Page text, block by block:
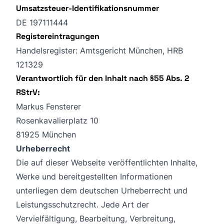
Umsatzsteuer-Identifikationsnummer
DE 197111444
Registereintragungen
Handelsregister: Amtsgericht München, HRB
121329
Verantwortlich für den Inhalt nach §55 Abs. 2
RStrV:
Markus Fensterer
Rosenkavalierplatz 10
81925 München
Urheberrecht
Die auf dieser Webseite veröffentlichten Inhalte,
Werke und bereitgestellten Informationen
unterliegen dem deutschen Urheberrecht und
Leistungsschutzrecht. Jede Art der
Vervielfältigung, Bearbeitung, Verbreitung,